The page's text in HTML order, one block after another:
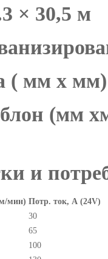
× 30,5 м
( мм x
(мм x
и
мин) Потр. ток, А (24V)
30
65
100